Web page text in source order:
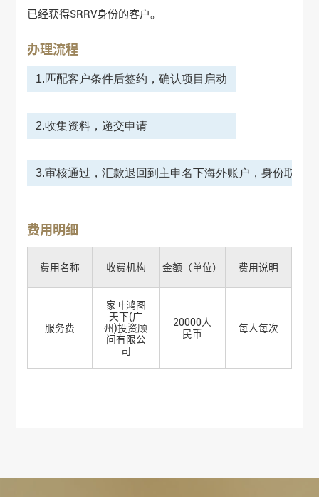
已经获得SRRV身份的客户。
办理流程
1.匹配客户条件后签约，确认项目启动
2.收集资料，递交申请
3.审核通过，汇款退回到主申名下海外账户，身份取消
费用明细
费用名称 收费机构 金额（单位） 费用说明
服务费
家叶鸿图
天下(广
州)投资顾
问有限公
司
20000人
民币
每人每次